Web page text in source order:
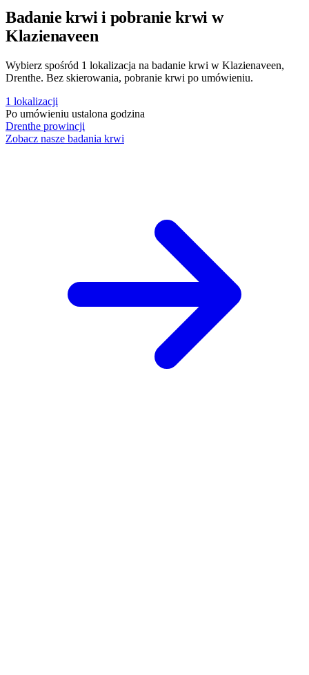
Badanie krwi i pobranie krwi w
Klazienaveen
Wybierz spośród 1 lokalizacja na badanie krwi w Klazienaveen,
Drenthe. Bez skierowania, pobranie krwi po umówieniu.
1 lokalizacji
Po umówieniu ustalona godzina
Drenthe prowincji
Zobacz nasze badania krwi